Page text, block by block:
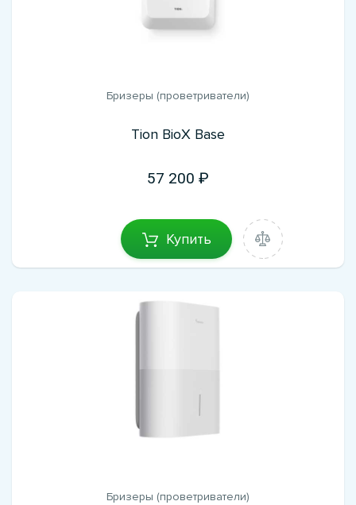
Бризеры (проветриватели)
Tion BioX Base
57 200
Купить
Бризеры (проветриватели)